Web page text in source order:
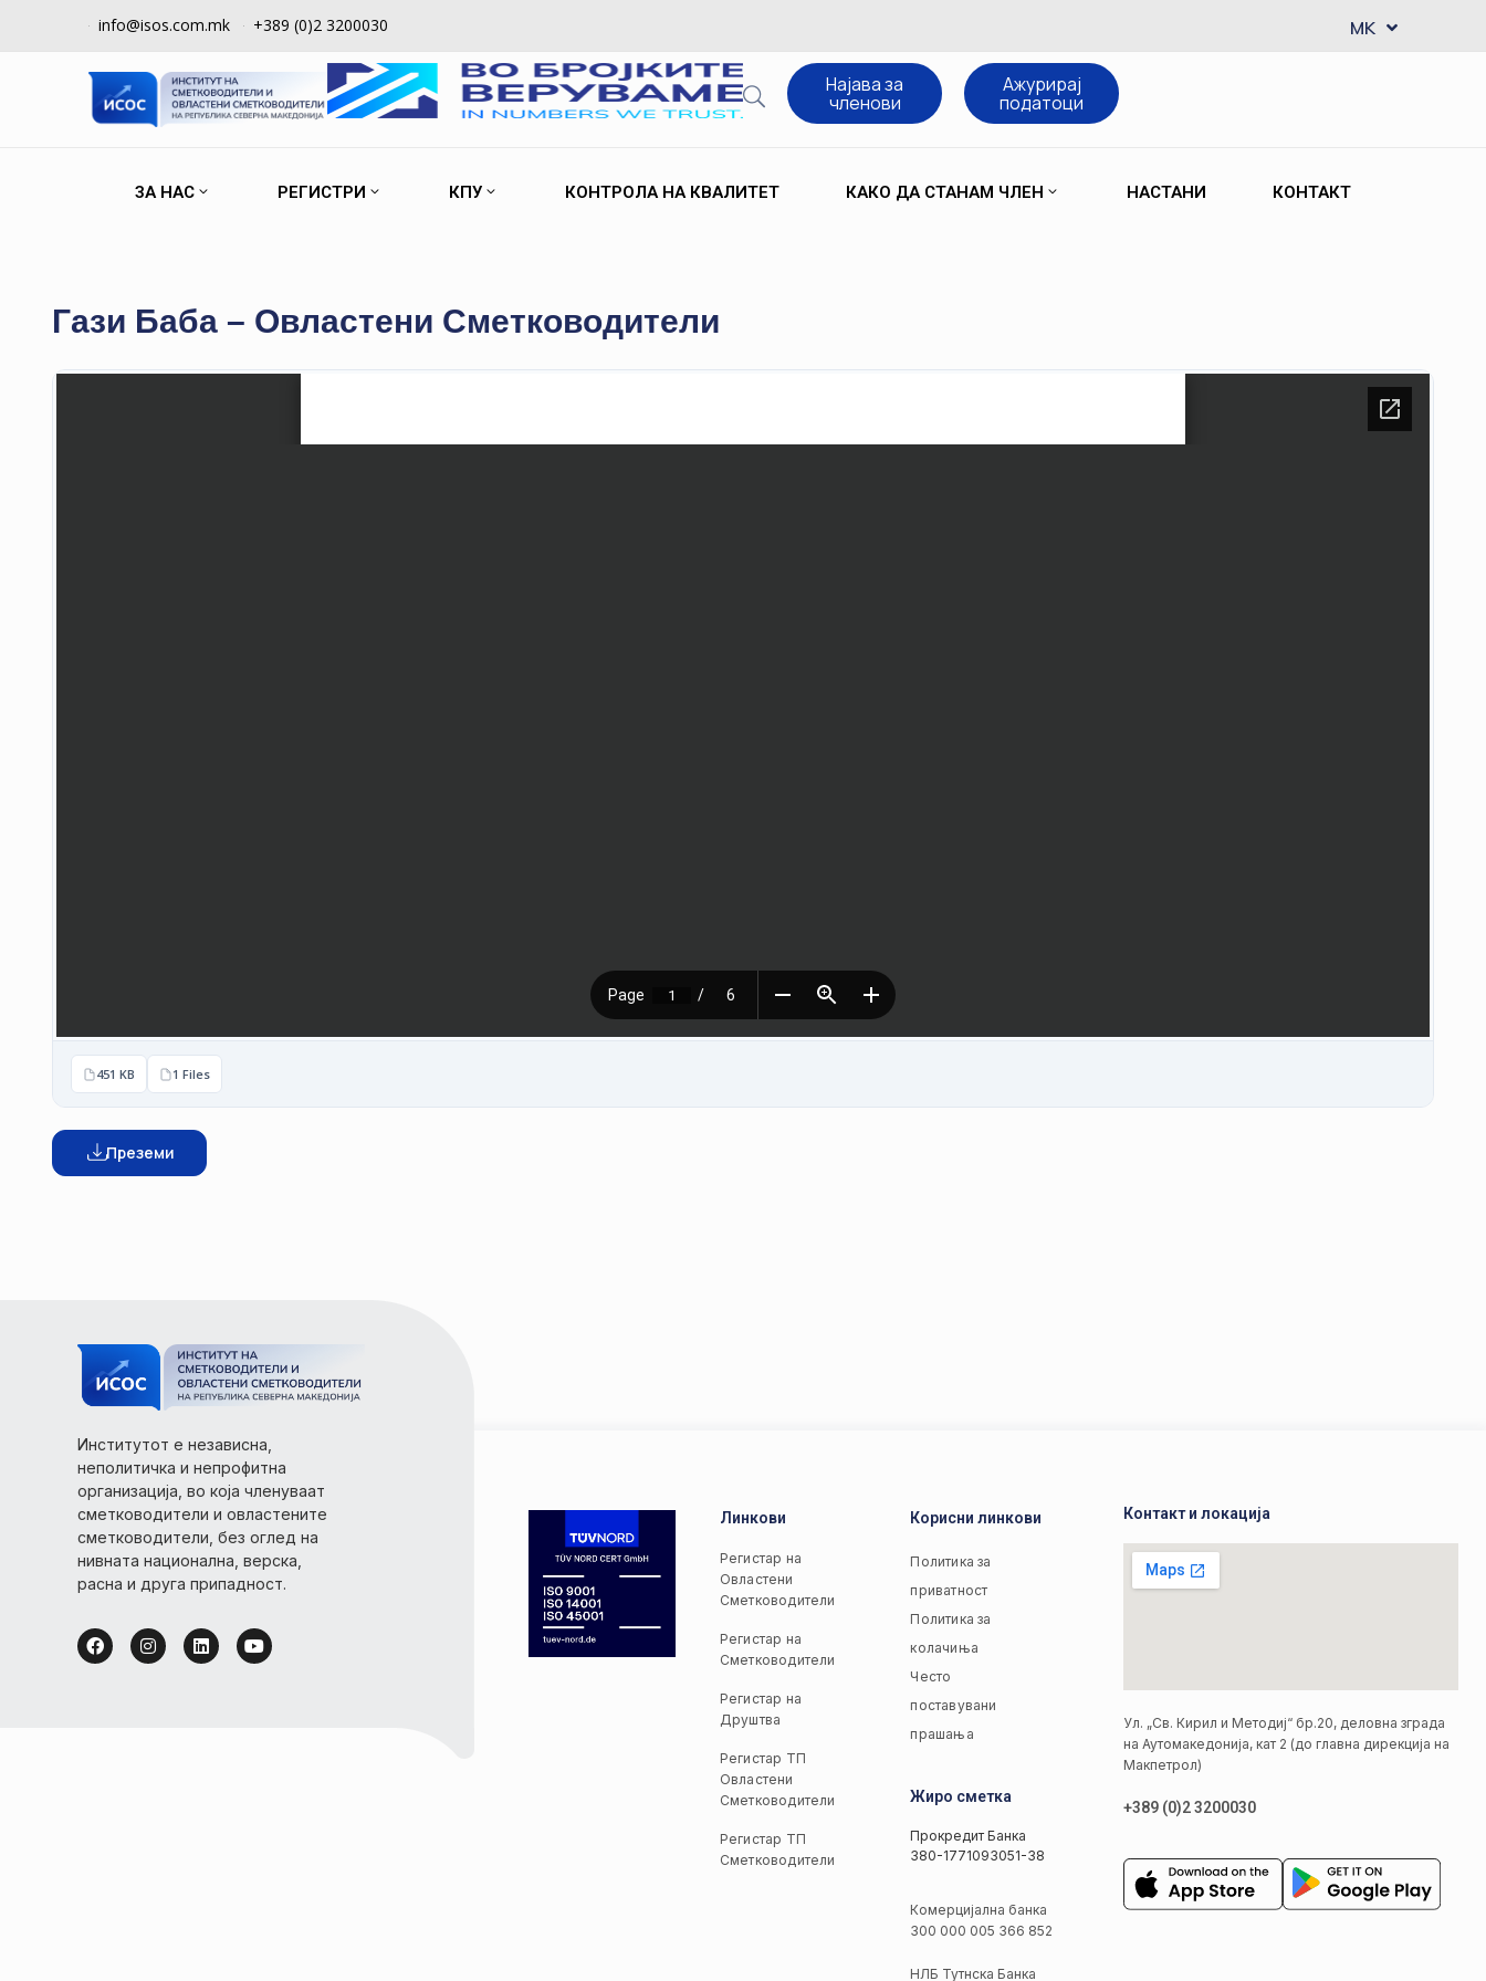
info@isos.com.mk +389 (0)2 3200030 MK
SQ
Најава за
членови
Ажурирај
податоци
ЗА НАС РЕГИСТРИ КПУ КОНТРОЛА НА КВАЛИТЕТ КАКО ДА СТАНАМ ЧЛЕН НАСТАНИ КОНТАКТ
Гази Баба – Овластени Сметководители
451 KB 1 Files
Преземи
Институтот е независна,
неполитичка и непрофитна
организација, во која членуваат
сметководители и овластените
сметководители, без оглед на
нивната национална, верска,
расна и друга припадност.
Линкови
Регистар на
Овластени
Сметководители
Регистар на
Сметководители
Регистар на
Друштва
Регистар ТП
Овластени
Сметководители
Регистар ТП
Сметководители
Корисни линкови
Политика за
приватност
Политика за
колачиња
Често
поставувани
прашања
Жиро сметка
Прокредит Банка
380-1771093051-38
Комерцијална банка
300 000 005 366 852
НЛБ Тутнска Банка
Контакт и локација
Ул. „Св. Кирил и Методиј“ бр.20, деловна зграда
на Аутомакедонија, кат 2 (до главна дирекција на
Макпетрол)
+389 (0)2 3200030